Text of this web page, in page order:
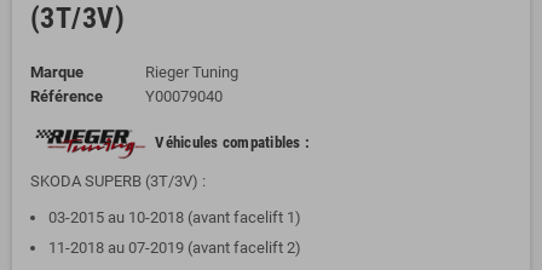
(3T/3V)
Marque
Rieger Tuning
Référence
Y00079040
Véhicules compatibles :
SKODA SUPERB (3T/3V) :
03-2015 au 10-2018 (avant facelift 1)
11-2018 au 07-2019 (avant facelift 2)